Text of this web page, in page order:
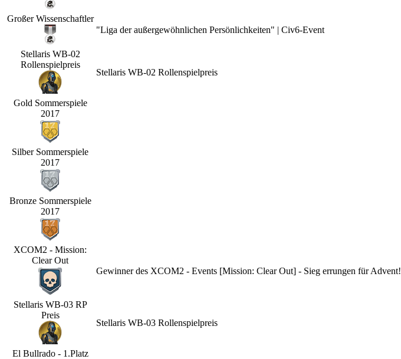
Großer Wissenschaftler
"Liga der außergewöhnlichen Persönlichkeiten" | Civ6-Event
Stellaris WB-02
Rollenspielpreis
Stellaris WB-02 Rollenspielpreis
Gold Sommerspiele
2017
Silber Sommerspiele
2017
Bronze Sommerspiele
2017
XCOM2 - Mission:
Clear Out
Gewinner des XCOM2 - Events [Mission: Clear Out] - Sieg errungen für Advent!
Stellaris WB-03 RP
Preis
Stellaris WB-03 Rollenspielpreis
El Bullrado - 1.Platz